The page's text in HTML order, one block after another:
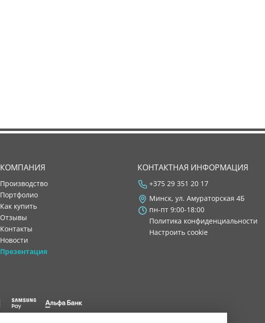
КОМПАНИЯ
производство
портфолио
как купить
отзывы
контакты
новости
Презентация
КОНТАКТНАЯ ИНФОРМАЦИЯ
+375 29 351 20 17
Минск, ул. Амураторская 4Б
пн-пт 9:00-18:00
Политика конфиденциальности
Настроить cookie